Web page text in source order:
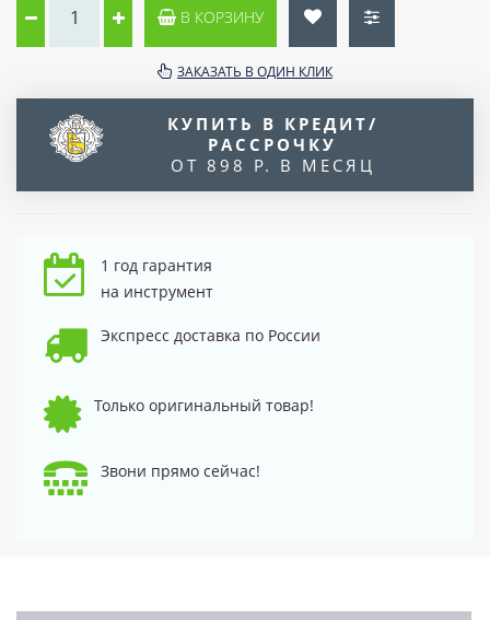
В КОРЗИНУ
ЗАКАЗАТЬ В ОДИН КЛИК
КУПИТЬ В КРЕДИТ/
РАССРОЧКУ
ОТ 898 Р. В МЕСЯЦ
1 год гарантия
на инструмент
Экспресс доставка по России
Только оригинальный товар!
Звони прямо сейчас!